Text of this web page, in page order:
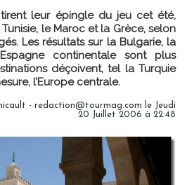
tirent leur épingle du jeu cet été,
le Maroc et la Grèce, selon
Les résultats sur la Bulgarie, la
continentale sont plus
déçoivent, tel la Turquie
l’Europe centrale.
- redaction@tourmag.com le Jeudi
20 Juillet 2006 à 22:48